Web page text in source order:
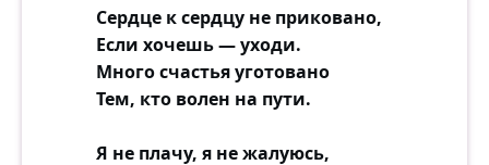
Сердце к сердцу не приковано,
Если хочешь — уходи.
Много счастья уготовано
Тем, кто волен на пути.
Я не плачу, я не жалуюсь,